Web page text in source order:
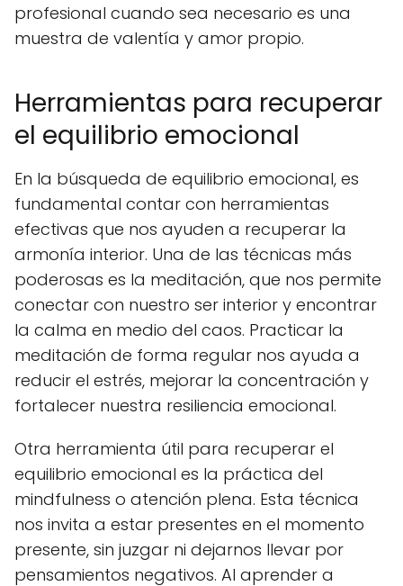
profesional cuando sea necesario es una
muestra de valentía y amor propio.
Herramientas para recuperar
el equilibrio emocional
En la búsqueda de equilibrio emocional, es
fundamental contar con herramientas
efectivas que nos ayuden a recuperar la
armonía interior. Una de las técnicas más
poderosas es la meditación, que nos permite
conectar con nuestro ser interior y encontrar
la calma en medio del caos. Practicar la
meditación de forma regular nos ayuda a
reducir el estrés, mejorar la concentración y
fortalecer nuestra resiliencia emocional.
Otra herramienta útil para recuperar el
equilibrio emocional es la práctica del
mindfulness o atención plena. Esta técnica
nos invita a estar presentes en el momento
presente, sin juzgar ni dejarnos llevar por
pensamientos negativos. Al aprender a